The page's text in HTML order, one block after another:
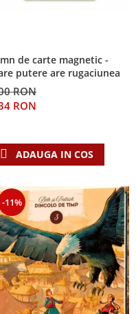
de carte magnetic -
putere are rugaciunea
RON
RON
ADAUGA IN COS
-11%